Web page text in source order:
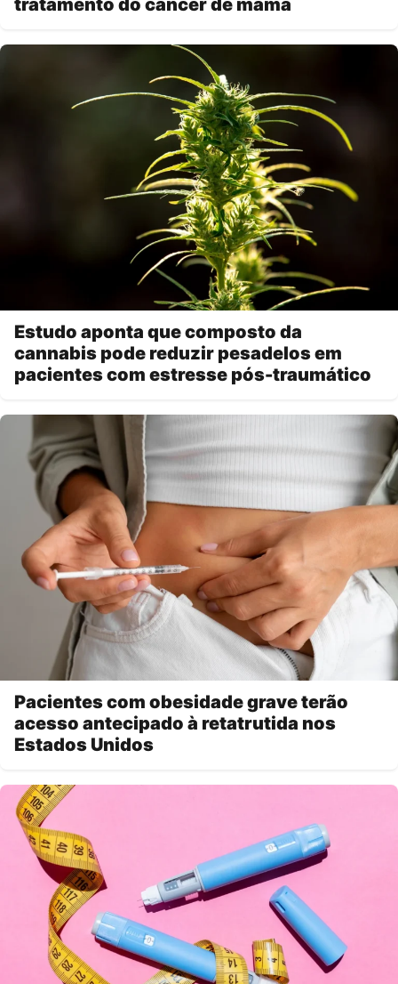
tratamento do câncer de mama
Estudo aponta que composto da
cannabis pode reduzir pesadelos em
pacientes com estresse pós-traumático
Pacientes com obesidade grave terão
acesso antecipado à retatrutida nos
Estados Unidos